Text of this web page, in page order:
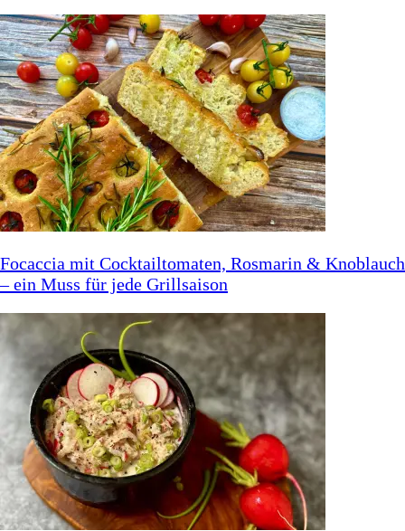
Focaccia mit Cocktailtomaten, Rosmarin & Knoblauch
– ein Muss für jede Grillsaison